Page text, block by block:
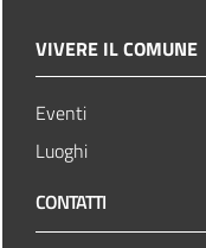
VIVERE IL COMUNE
Eventi
Luoghi
CONTATTI